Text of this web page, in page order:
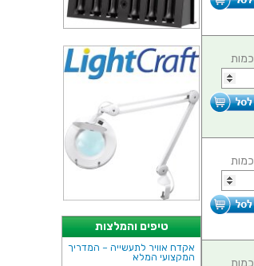
טיפים והמלצות
אקדח אוויר לתעשייה – המדריך
המקצועי המלא
כמות
כמות
כמות